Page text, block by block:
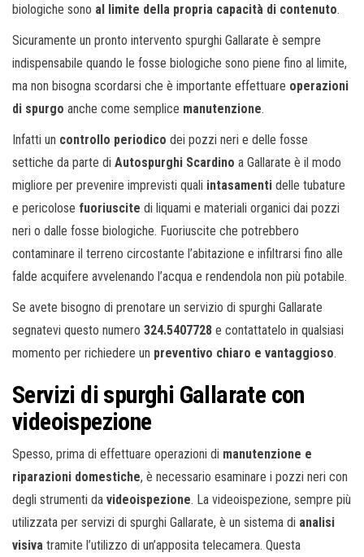
biologiche sono al limite della propria capacità di contenuto.
Sicuramente un pronto intervento spurghi Gallarate è sempre
indispensabile quando le fosse biologiche sono piene fino al limite,
ma non bisogna scordarsi che è importante effettuare operazioni
di spurgo anche come semplice manutenzione.
Infatti un controllo periodico dei pozzi neri e delle fosse
settiche da parte di Autospurghi Scardino a Gallarate è il modo
migliore per prevenire imprevisti quali intasamenti delle tubature
e pericolose fuoriuscite di liquami e materiali organici dai pozzi
neri o dalle fosse biologiche. Fuoriuscite che potrebbero
contaminare il terreno circostante l’abitazione e infiltrarsi fino alle
falde acquifere avvelenando l’acqua e rendendola non più potabile.
Se avete bisogno di prenotare un servizio di spurghi Gallarate
segnatevi questo numero 324.5407728 e contattatelo in qualsiasi
momento per richiedere un preventivo chiaro e vantaggioso.
Servizi di spurghi Gallarate con
videoispezione
Spesso, prima di effettuare operazioni di manutenzione e
riparazioni domestiche, è necessario esaminare i pozzi neri con
degli strumenti da videoispezione. La videoispezione, sempre più
utilizzata per servizi di spurghi Gallarate, è un sistema di analisi
visiva tramite l’utilizzo di un’apposita telecamera. Questa